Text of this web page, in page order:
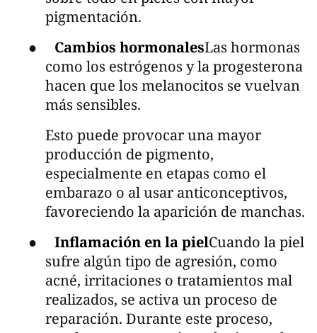
pigmentación.
● Cambios hormonalesLas hormonas
como los estrógenos y la progesterona
hacen que los melanocitos se vuelvan
más sensibles.
Esto puede provocar una mayor
producción de pigmento,
especialmente en etapas como el
embarazo o al usar anticonceptivos,
favoreciendo la aparición de manchas.
● Inflamación en la pielCuando la piel
sufre algún tipo de agresión, como
acné, irritaciones o tratamientos mal
realizados, se activa un proceso de
reparación. Durante este proceso,